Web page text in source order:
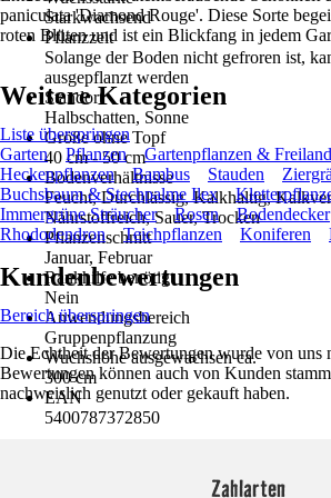
Starkwachsend
Pflanzzeit
Solange der Boden nicht gefroren ist,
ausgepflanzt werden
Standort
Halbschatten, Sonne
Größe ohne Topf
40 cm - 50 cm
Bodenverhältnisse
Feucht, Durchlässig, Kalkhaltig,
Nährstoffreich, Sauer, Trocken
Pflanzenschnitt
Januar, Februar
Rankhilfe benötigt
Nein
Anwendungsbereich
Gruppenpflanzung
Wuchshöhe ausgewachsen ca.
300 cm
EAN
5400787372850
paniculata 'Diamond Rouge'. Diese Sorte
roten Blüten und ist ein Blickfang in jedem
Weitere Kategorien
Liste überspringen
Garten
Pflanzen Gartenpflanzen &
Heckenpflanzen
Bambus Stauden
Buchsbaum & Stechpalme Ilex
Immergrüne Sträucher
Rosen Bodendecker
Rhododendron
Teichpflanzen Koniferen
Kundenbewertungen
Bereich überspringen
Die Echtheit der Bewertungen wurde von uns
Bewertungen können auch von Kunden
nachweislich genutzt oder gekauft haben.
Zahlarten